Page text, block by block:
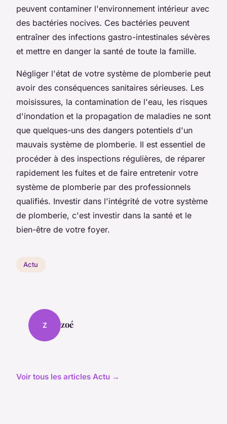
peuvent contaminer l'environnement intérieur avec
des bactéries nocives. Ces bactéries peuvent
entraîner des infections gastro-intestinales sévères
et mettre en danger la santé de toute la famille.
Négliger l'état de votre système de plomberie peut
avoir des conséquences sanitaires sérieuses. Les
moisissures, la contamination de l'eau, les risques
d'inondation et la propagation de maladies ne sont
que quelques-uns des dangers potentiels d'un
mauvais système de plomberie. Il est essentiel de
procéder à des inspections régulières, de réparer
rapidement les fuites et de faire entretenir votre
système de plomberie par des professionnels
qualifiés. Investir dans l'intégrité de votre système
de plomberie, c'est investir dans la santé et le
bien-être de votre foyer.
Actu
Z zoé
Voir tous les articles Actu →